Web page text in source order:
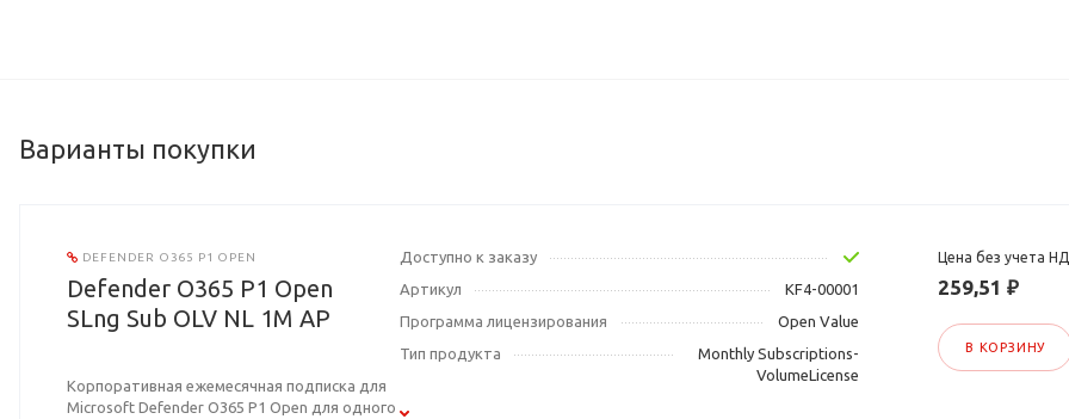
Варианты покупки
DEFENDER O365 P1 OPEN
Defender O365 P1 Open
SLng Sub OLV NL 1M AP
Корпоративная ежемесячная подписка для
Microsoft Defender O365 P1 Open для одного
Доступно к заказу
Артикул
KF4-00001
Программа лицензирования
Open Value
Тип продукта
Monthly Subscriptions-
VolumeLicense
Цена без учета
259,51 ₽
В КОРЗИНУ